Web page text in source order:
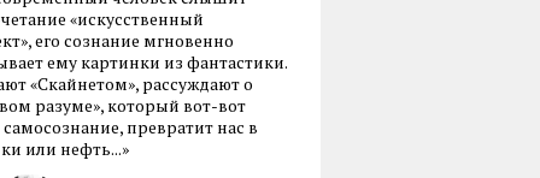
«искусственный
его сознание мгновенно
ему картинки из фантастики.
«Скайнетом», рассуждают о
разуме», который вот-вот
самосознание, превратит нас в
или нефть...»